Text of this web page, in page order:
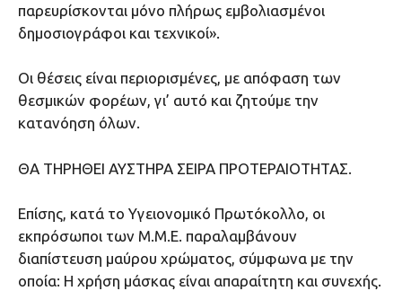
παρευρίσκονται μόνο πλήρως εμβολιασμένοι
δημοσιογράφοι και τεχνικοί».
Oι θέσεις είναι περιορισμένες, με απόφαση των
θεσμικών φορέων, γι’ αυτό και ζητούμε την
κατανόηση όλων.
ΘΑ ΤΗΡΗΘΕΙ ΑΥΣΤΗΡΑ ΣΕΙΡΑ ΠΡΟΤΕΡΑΙΟΤΗΤΑΣ.
Επίσης, κατά το Υγειονομικό Πρωτόκολλο, οι
εκπρόσωποι των Μ.Μ.Ε. παραλαμβάνουν
διαπίστευση μαύρου χρώματος, σύμφωνα με την
οποία: Η χρήση μάσκας είναι απαραίτητη και συνεχής.